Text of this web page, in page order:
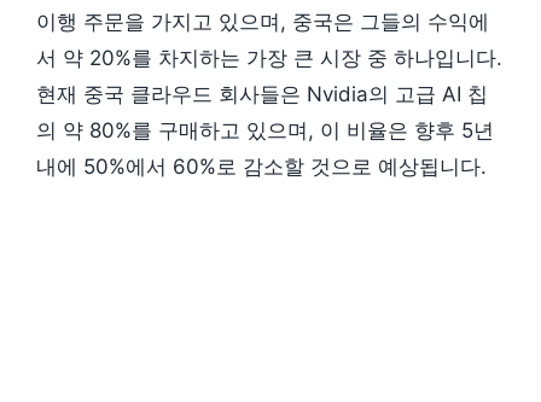
이행 주문을 가지고 있으며, 중국은 그들의 수익에
서 약 20%를 차지하는 가장 큰 시장 중 하나입니다.
현재 중국 클라우드 회사들은 Nvidia의 고급 AI 칩
의 약 80%를 구매하고 있으며, 이 비율은 향후 5년
내에 50%에서 60%로 감소할 것으로 예상됩니다.